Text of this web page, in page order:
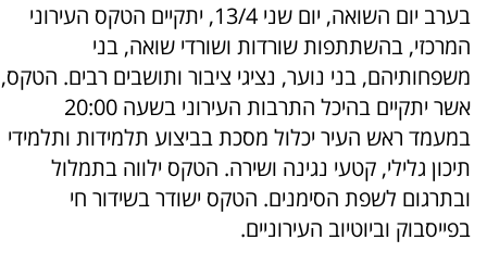
בערב יום השואה, יום שני 13/4, יתקיים הטקס העירוני
המרכזי, בהשתתפות שורדות ושורדי שואה, בני
משפחותיהם, בני נוער, נציגי ציבור ותושבים רבים. הטקס,
אשר יתקיים בהיכל התרבות העירוני בשעה 20:00
במעמד ראש העיר יכלול מסכת בביצוע תלמידות ותלמידי
תיכון גלילי, קטעי נגינה ושירה. הטקס ילווה בתמלול
ובתרגום לשפת הסימנים. הטקס ישודר בשידור חי
בפייסבוק וביוטיוב העירוניים.